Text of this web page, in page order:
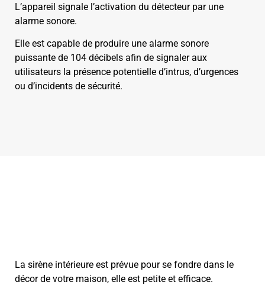
L’appareil signale l’activation du détecteur par une
alarme sonore.
Elle est capable de produire une alarme sonore
puissante de 104 décibels afin de signaler aux
utilisateurs la présence potentielle d’intrus, d’urgences
ou d’incidents de sécurité.
La sirène intérieure est prévue pour se fondre dans le
décor de votre maison, elle est petite et efficace.